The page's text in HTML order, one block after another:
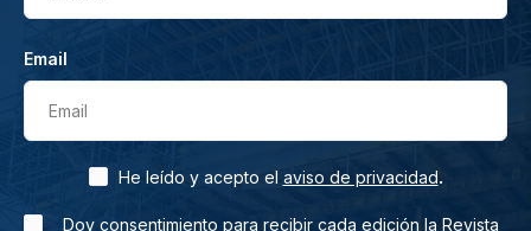
Email
Email
He leído y acepto el aviso de privacidad.
Doy consentimiento para recibir cada edición la Revista